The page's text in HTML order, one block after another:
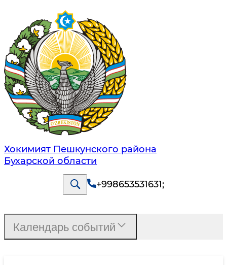
Хокимият Пешкунского района
Бухарской области
+998653531631;
Календарь событий